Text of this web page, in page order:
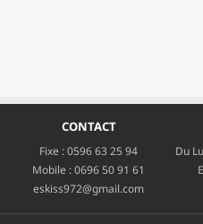
CONTACT
Fixe :0596 63 25 94
Mobile :0696 50 91 61
eskiss972@gmail.com
Du